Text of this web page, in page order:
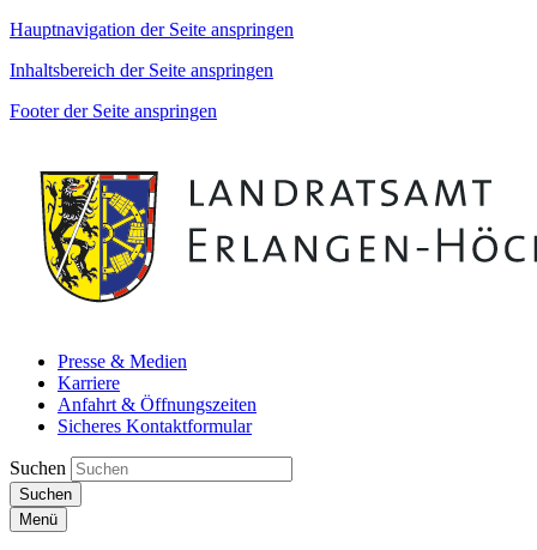
Hauptnavigation der Seite anspringen
Inhaltsbereich der Seite anspringen
Footer der Seite anspringen
Presse & Medien
Karriere
Anfahrt & Öffnungszeiten
Sicheres Kontaktformular
Suchen
Suchen
Menü